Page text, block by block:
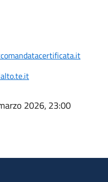
2026, 23:00